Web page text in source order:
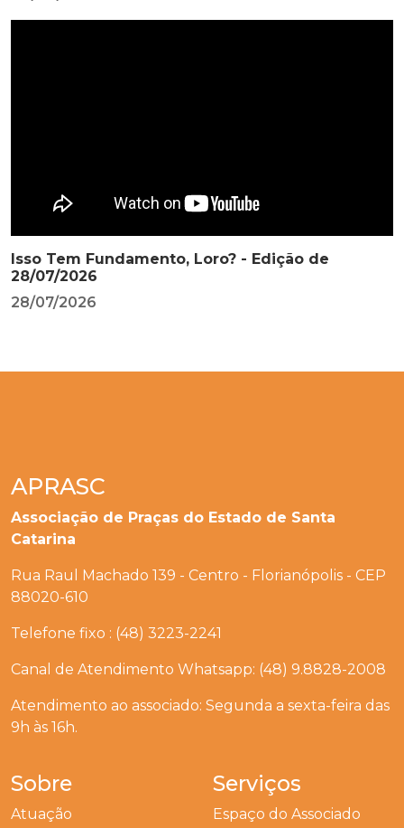
Isso Tem Fundamento, Loro? - Edição de
28/07/2026
28/07/2026
APRASC
Associação de Praças do Estado de Santa
Catarina
Rua Raul Machado 139 - Centro - Florianópolis - CEP
88020-610
Telefone fixo : (48) 3223-2241
Canal de Atendimento Whatsapp: (48) 9.8828-2008
Atendimento ao associado: Segunda a sexta-feira das
9h às 16h.
Sobre
Atuação
Serviços
Espaço do Associado